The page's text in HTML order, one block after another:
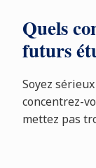
Quels
futurs
Soyez
concentrez-
mettez pas